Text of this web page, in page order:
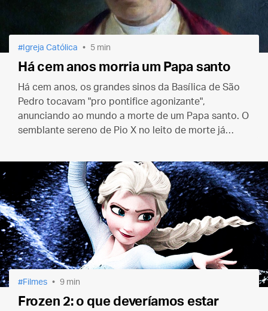
Igreja Católica 5 min
Há cem anos morria um Papa santo
Há cem anos, os grandes sinos da Basílica de São
Pedro tocavam "pro pontifice agonizante",
anunciando ao mundo a morte de um Papa santo. O
semblante sereno de Pio X no leito de morte já
Filmes 9 min
Frozen 2: o que deveríamos estar